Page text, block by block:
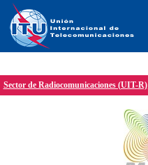
Sector de Radiocomunicaciones (UIT-R)